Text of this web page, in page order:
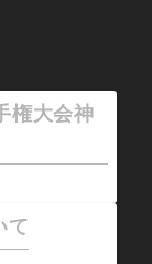
権大会神
て